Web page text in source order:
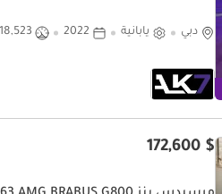
دبي يابانية 2022 18,523 كيلومتر
$ 172,600